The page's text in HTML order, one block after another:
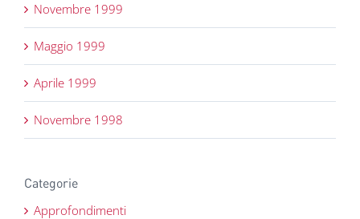
Novembre 1999
Maggio 1999
Aprile 1999
Novembre 1998
Categorie
Approfondimenti